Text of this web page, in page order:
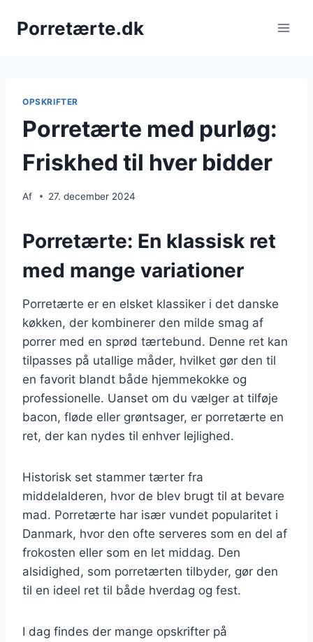
Porretærte.dk
OPSKRIFTER
Porretærte med purløg:
Friskhed til hver bidder
Af 27. december 2024
Porretærte: En klassisk ret
med mange variationer
Porretærte er en elsket klassiker i det danske
køkken, der kombinerer den milde smag af
porrer med en sprød tærtebund. Denne ret kan
tilpasses på utallige måder, hvilket gør den til
en favorit blandt både hjemmekokke og
professionelle. Uanset om du vælger at tilføje
bacon, fløde eller grøntsager, er porretærte en
ret, der kan nydes til enhver lejlighed.
Historisk set stammer tærter fra
middelalderen, hvor de blev brugt til at bevare
mad. Porretærte har især vundet popularitet i
Danmark, hvor den ofte serveres som en del af
frokosten eller som en let middag. Den
alsidighed, som porretærten tilbyder, gør den
til en ideel ret til både hverdag og fest.
I dag findes der mange opskrifter på